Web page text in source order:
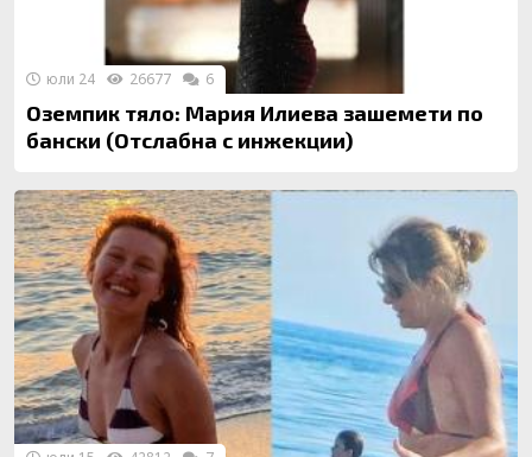
Оземпик тяло: Мария Илиева зашемети по
бански (Отслабна с инжекции)
юли 24 26677 6